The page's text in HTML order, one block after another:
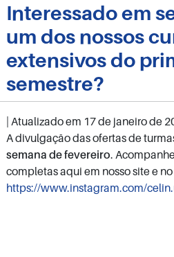
Interessado em
um dos nossos
extensivos do
semestre?
| Atualizado em 17 de janeiro de
A divulgação das ofertas de
semana de fevereiro.
completas aqui em nosso site e
https://www.instagram.com/